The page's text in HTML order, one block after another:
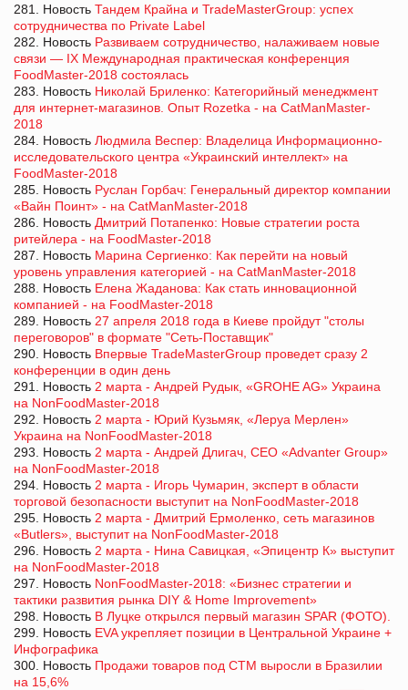
281. Новость Тандем Крайна и TradeMasterGroup: успех
сотрудничества по Private Label
282. Новость Развиваем сотрудничество, налаживаем новые
связи — IX Международная практическая конференция
FoodMaster-2018 состоялась
283. Новость Николай Бриленко: Категорийный менеджмент
для интернет-магазинов. Опыт Rozetka - на CatManMaster-
2018
284. Новость Людмила Веспер: Владелица Информационно-
исследовательского центра «Украинский интеллект» на
FoodMaster-2018
285. Новость Руслан Горбач: Генеральный директор компании
«Вайн Поинт» - на CatManMaster-2018
286. Новость Дмитрий Потапенко: Новые стратегии роста
ритейлера - на FoodMaster-2018
287. Новость Марина Сергиенко: Как перейти на новый
уровень управления категорией - на CatManMaster-2018
288. Новость Елена Жаданова: Как стать инновационной
компанией - на FoodMaster-2018
289. Новость 27 апреля 2018 года в Киеве пройдут "столы
переговоров" в формате "Сеть-Поставщик"
290. Новость Впервые TradeMasterGroup проведет сразу 2
конференции в один день
291. Новость 2 марта - Андрей Рудык, «GROHE AG» Украина
на NonFoodMaster-2018
292. Новость 2 марта - Юрий Кузьмяк, «Леруа Мерлен»
Украина на NonFoodMaster-2018
293. Новость 2 марта - Андрей Длигач, CEO «Advanter Group»
на NonFoodMaster-2018
294. Новость 2 марта - Игорь Чумарин, эксперт в области
торговой безопасности выступит на NonFoodMaster-2018
295. Новость 2 марта - Дмитрий Ермоленко, сеть магазинов
«Butlers», выступит на NonFoodMaster-2018
296. Новость 2 марта - Нина Савицкая, «Эпицентр К» выступит
на NonFoodMaster-2018
297. Новость NonFoodMaster-2018: «Бизнес стратегии и
тактики развития рынка DIY & Home Improvement»
298. Новость В Луцке открылся первый магазин SPAR (ФОТО).
299. Новость EVA укрепляет позиции в Центральной Украине +
Инфографика
300. Новость Продажи товаров под СТМ выросли в Бразилии
на 15,6%